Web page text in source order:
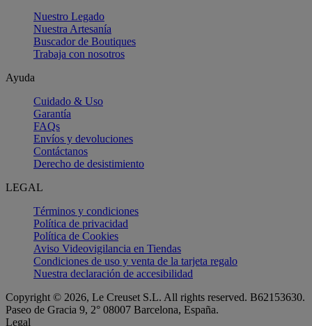
Nuestro Legado
Nuestra Artesanía
Buscador de Boutiques
Trabaja con nosotros
Ayuda
Cuidado & Uso
Garantía
FAQs
Envíos y devoluciones
Contáctanos
Derecho de desistimiento
LEGAL
Términos y condiciones
Política de privacidad
Política de Cookies
Aviso Videovigilancia en Tiendas
Condiciones de uso y venta de la tarjeta regalo
Nuestra declaración de accesibilidad
Copyright © 2026, Le Creuset S.L. All rights reserved. B62153630.
Paseo de Gracia 9, 2° 08007 Barcelona, España.
Legal